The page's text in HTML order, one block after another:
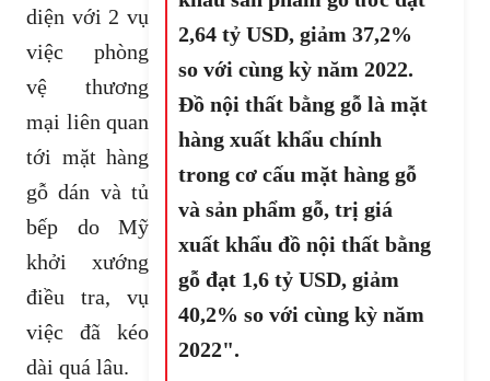
2,64 tỷ USD, giảm 37,2%
so với cùng kỳ năm 2022.
Đồ nội thất bằng gỗ là mặt
hàng xuất khẩu chính
trong cơ cấu mặt hàng gỗ
và sản phẩm gỗ, trị giá
xuất khẩu đồ nội thất bằng
gỗ đạt 1,6 tỷ USD, giảm
40,2% so với cùng kỳ năm
2022".
diện với 2 vụ
việc phòng
vệ thương
mại liên quan
tới mặt hàng
gỗ dán và tủ
bếp do Mỹ
khởi xướng
điều tra, vụ
việc đã kéo
dài quá lâu.